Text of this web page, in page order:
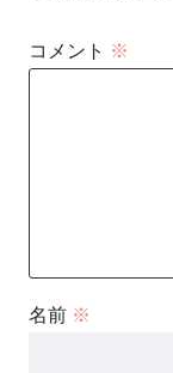
コメント ※
名前 ※